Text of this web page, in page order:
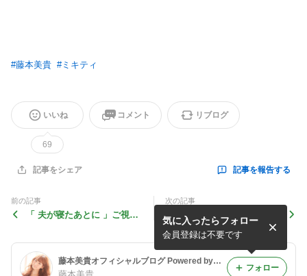
#藤本美貴 #ミキティ
いいね
69
コメント リブログ
記事をシェア 記事を報告する
前の記事
「 夫が寝たあとに 」ご視聴
次の記事
テレビ朝日 「火曜の良純孝
太郎」
藤本美貴オフィシャルブログ Powered by Ameba
藤本美貴
気に入ったらフォロー
会員登録は不要です
フォロー